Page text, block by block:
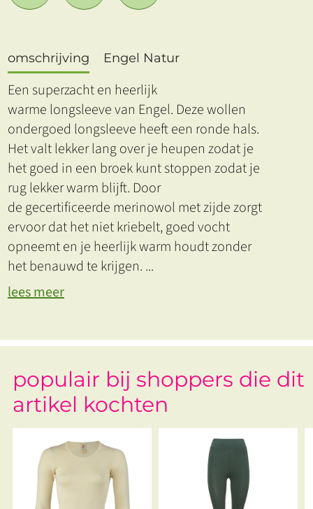
omschrijving Engel Natur
Een superzacht en heerlijk
warme longsleeve van Engel. Deze wollen
ondergoed longsleeve heeft een ronde hals.
Het valt lekker lang over je heupen zodat je
het goed in een broek kunt stoppen zodat je
rug lekker warm blijft. Door
de gecertificeerde merinowol met zijde zorgt
ervoor dat het niet kriebelt, goed vocht
opneemt en je heerlijk warm houdt zonder
het benauwd te krijgen. ...
lees meer
populair bij shoppers die dit
artikel kochten